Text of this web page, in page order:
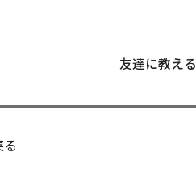
友達に教える
る